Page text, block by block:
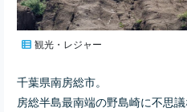
観光・レジャー
千葉県南房総市。
房総半島最南端の野島崎に不思